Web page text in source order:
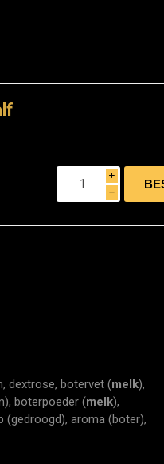
i
h
dextrose, botervet (melk),
boterpoeder (melk),
(gedroogd), aroma (boter),